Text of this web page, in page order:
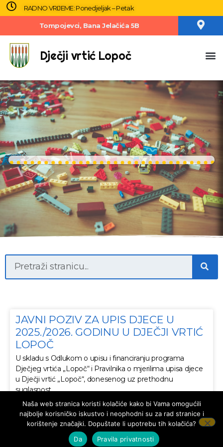
RADNO VRIJEME: Ponedjeljak – Petak
Tompojevci, Bana Jelačića 5B
Dječji vrtić Lopoč
JAVNI POZIV ZA UPIS DJECE U
2025./2026. GODINU U DJEČJI VRTIĆ
LOPOČ
U skladu s Odlukom o upisu i financiranju programa
Dječjeg vrtića „Lopoč“ i Pravilnika o mjerilima upisa djece
u Dječji vrtić „Lopoč“, donesenog uz prethodnu
suglasnost
1. srpnja 2026.
Naša web stranica koristi kolačiće kako bi Vama omogućili
najbolje korisničko iskustvo i neophodni su za rad stranice i
korištenje značajki. Dopuštate li upotrebu tih kolačića?
Da
Pravila privatnosti